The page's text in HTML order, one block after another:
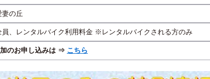
妻の丘
、レンタルバイク利用料金 ※レンタルバイクされる方のみ
のお申し込みは ⇒ こちら